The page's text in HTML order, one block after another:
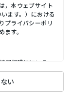
，本ウェブサイト
ます。）における
プライバシーポリ
す。
報保護法にいう
る情報であって，
，連絡先その他
す。 プライバシ
い